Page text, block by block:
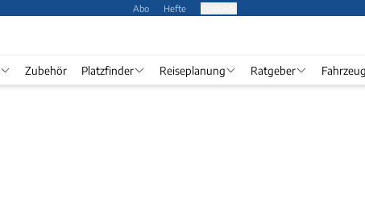
Abo Hefte
Zubehör Platzfinder Reiseplanung Ratgeber